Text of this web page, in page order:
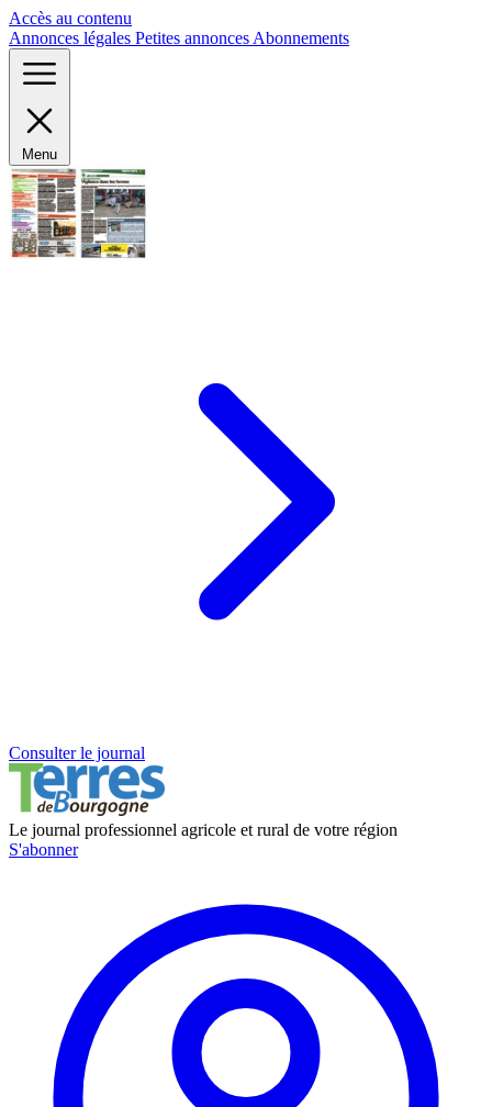
Accès au contenu
Annonces légales Petites annonces Abonnements
Menu
Consulter le journal
Le journal professionnel agricole et rural de votre région
S'abonner
Panneau de gestion des cookies